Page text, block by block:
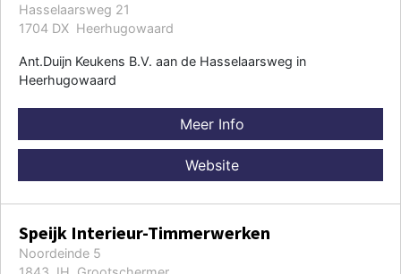
Hasselaarsweg 21
1704 DX Heerhugowaard
Ant.Duijn Keukens B.V. aan de Hasselaarsweg in
Heerhugowaard
Meer Info
Website
Speijk Interieur-Timmerwerken
Noordeinde 5